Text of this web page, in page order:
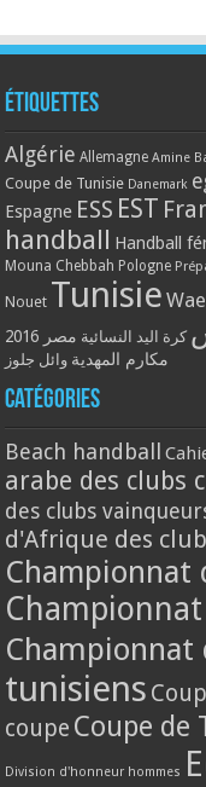
Étiquettes
Algérie Allemagne Amine
Coupe de Tunisie Danemark
Espagne ESS EST
handball Handball
Mouna Chebbah Pologne
Nouet Tunisie
كرة اليد النسائية مصر 2016
مكارم المهدية وائل جلوز
Catégories
Beach handball
arabe des clubs
des clubs
d'Afrique des
Championnat
Championnat
tunisiens
coupe Coupe de
Division d'honneur hommes